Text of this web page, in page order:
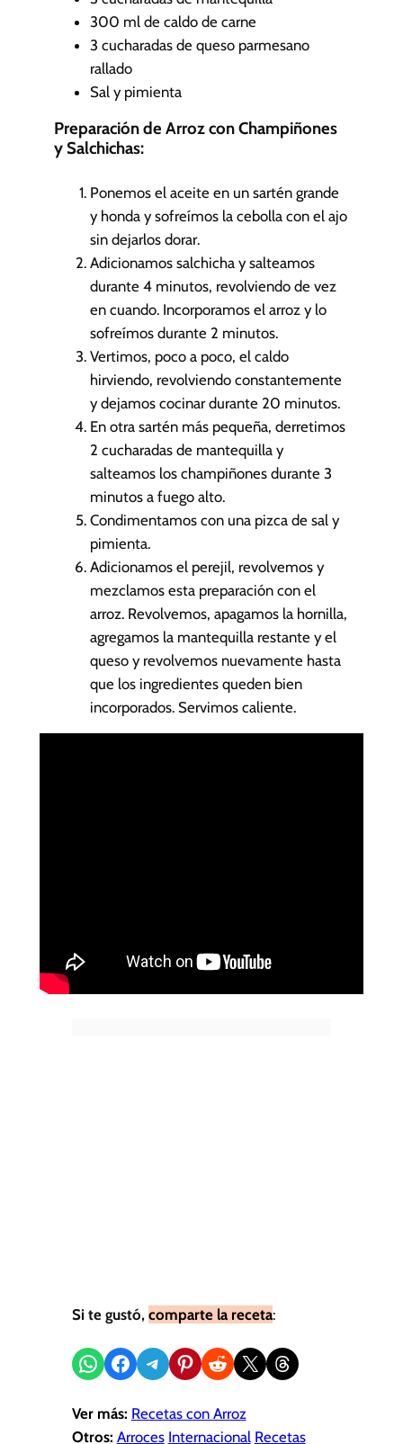
300 ml de caldo de carne
3 cucharadas de queso parmesano
rallado
Sal y pimienta
Preparación de Arroz con Champiñones
y Salchichas:
Ponemos el aceite en un sartén grande
y honda y sofreímos la cebolla con el ajo
sin dejarlos dorar.
Adicionamos salchicha y salteamos
durante 4 minutos, revolviendo de vez
en cuando. Incorporamos el arroz y lo
sofreímos durante 2 minutos.
Vertimos, poco a poco, el caldo
hirviendo, revolviendo constantemente
y dejamos cocinar durante 20 minutos.
En otra sartén más pequeña, derretimos
2 cucharadas de mantequilla y
salteamos los champiñones durante 3
minutos a fuego alto.
Condimentamos con una pizca de sal y
pimienta.
Adicionamos el perejil, revolvemos y
mezclamos esta preparación con el
arroz. Revolvemos, apagamos la hornilla,
agregamos la mantequilla restante y el
queso y revolvemos nuevamente hasta
que los ingredientes queden bien
incorporados. Servimos caliente.
Si te gustó, comparte la receta:
Compartir en WhatsApp
Compartir en Facebook
Compartir en Telegram
Compartir en Pinterest
Compartir en Reddit
Compartir en X Share on Threads
Ver más: Recetas con Arroz
Otros: Arroces Internacional Recetas